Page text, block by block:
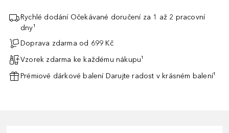
Rychlé dodání Očekávané doručení za 1 až 2 pracovní
dny¹
Doprava zdarma od 699 Kč
Vzorek zdarma ke každému nákupu¹
Prémiové dárkové balení Darujte radost v krásném balení¹